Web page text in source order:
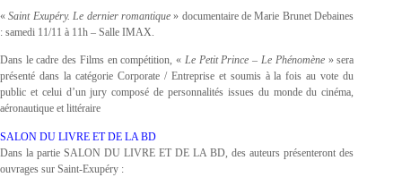
«Saint Exupéry. Le dernier romantique» documentaire de Marie Brunet Debaines
: samedi 11/11 à 11h – Salle IMAX.
Dans le cadre des Films en compétition, « Le Petit Prince – Le Phénomène » sera
présenté dans la catégorie Corporate / Entreprise et soumis à la fois au vote du
public et celui d’un jury composé de personnalités issues du monde du cinéma,
aéronautique et littéraire
SALON DU LIVRE ET DE LA BD
Dans la partie SALON DU LIVRE ET DE LA BD, des auteurs présenteront des
ouvrages sur Saint-Exupéry :